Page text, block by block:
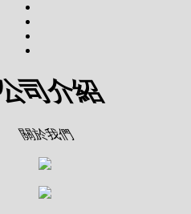
司介紹
關於我們